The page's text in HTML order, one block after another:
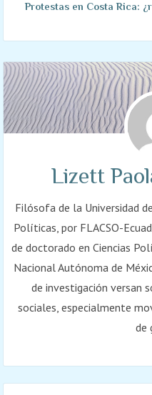
Protestas en Costa Rica:
Lizett
Filósofa de la Universidad
Políticas, por FLACSO-
de doctorado en Ciencias
Nacional Autónoma de
de investigación versan
sociales, especialmente
de